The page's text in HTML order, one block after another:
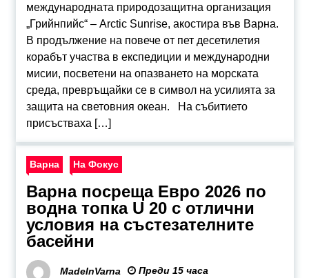
международната природозащитна организация
„Грийнпийс“ – Arctic Sunrise, акостира във Варна.
В продължение на повече от пет десетилетия
корабът участва в експедиции и международни
мисии, посветени на опазването на морската
среда, превръщайки се в символ на усилията за
защита на световния океан. На събитието
присъстваха […]
Варна На Фокус
Варна посреща Евро 2026 по
водна топка U 20 с отлични
условия на състезателните
басейни
MadeInVarna Преди 15 часа